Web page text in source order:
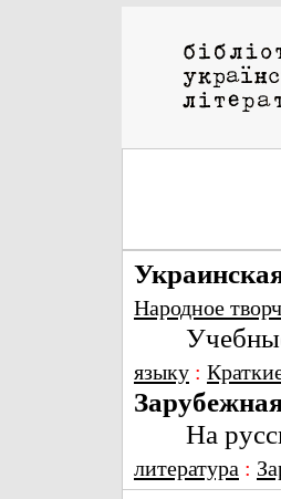
Народное
языку :
На
литература :